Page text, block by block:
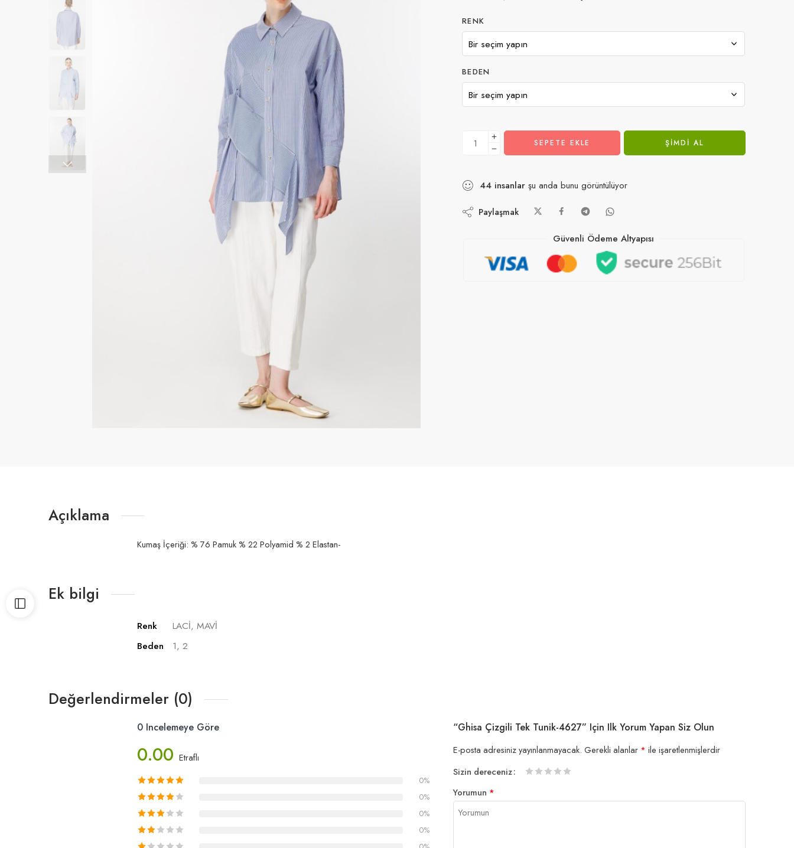
RENK
BEDEN
SEPETE EKLE ŞIMDI AL
44 insanlar şu anda bunu görüntülüyor
Paylaşmak
Güvenli Ödeme Altyapısı
Açıklama
Kumaş İçeriği: % 76 Pamuk % 22 Polyamid % 2 Elastan-
Ek bilgi
Renk
LACİ, MAVİ
Beden
1, 2
Değerlendirmeler (0)
0 Incelemeye Göre
0.00 Etraflı
0%
0%
0%
0%
“Ghisa Çizgili Tek Tunik-4627” Için Ilk Yorum Yapan Siz Olun
E-posta adresiniz yayınlanmayacak. Gerekli alanlar * ile işaretlenmişlerdir
Sizin dereceniz
Yorumun *